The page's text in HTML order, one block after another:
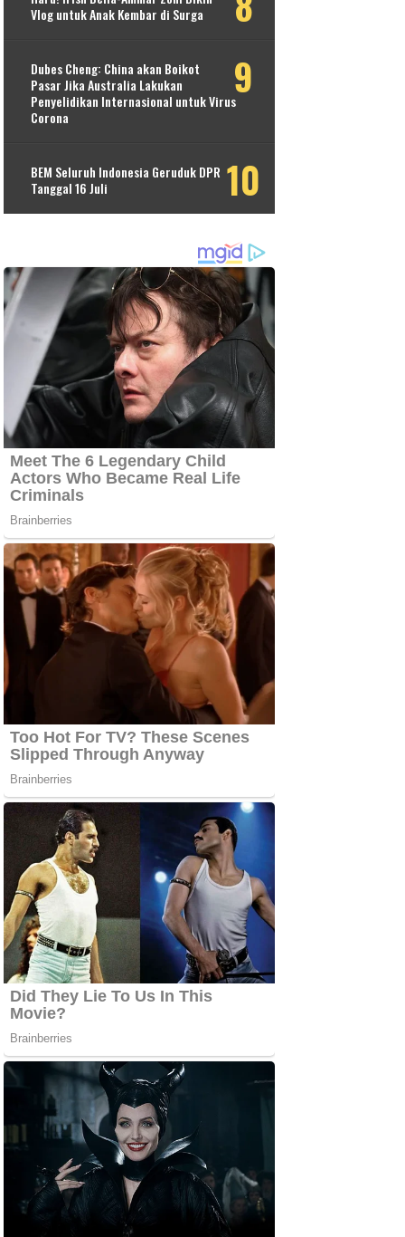
Vlog untuk Anak Kembar di Surga
Dubes Cheng: China akan Boikot
Pasar Jika Australia Lakukan
Penyelidikan Internasional untuk Virus
Corona
BEM Seluruh Indonesia Geruduk DPR
Tanggal 16 Juli